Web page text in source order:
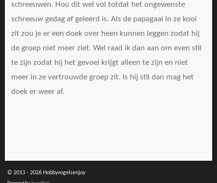
schreeuwen. Hou dit wel vol totdat het ongewenste
schreeuw gedag af geleerd is. Als de papagaai in ze kooi
zit zou je er een doek over heen kunnen leggen zodat hij
de groep niet meer ziet. Wel raad ik dan aan om even stil
te zijn zodat hij het gevoel krijgt alleen te zijn en niet
meer in ze vertrouwde groep zit. Is hij stil dan mag het
doek er weer af.
© 2013 - 2026 Hobbyvogelsenjoy